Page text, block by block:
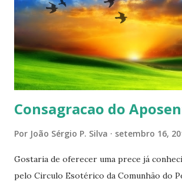
Consagracao do
Por João Sérgio P. Silva setembro 16,
Gostaria de oferecer uma prece já
pelo Circulo Esotérico da Comunhão do